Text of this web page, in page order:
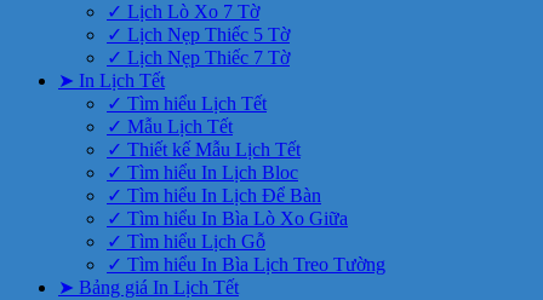
✓ Lịch Lò Xo 7 Tờ
✓ Lịch Nẹp Thiếc 5 Tờ
✓ Lịch Nẹp Thiếc 7 Tờ
➤ In Lịch Tết
✓ Tìm hiểu Lịch Tết
✓ Mẫu Lịch Tết
✓ Thiết kế Mẫu Lịch Tết
✓ Tìm hiểu In Lịch Bloc
✓ Tìm hiểu In Lịch Để Bàn
✓ Tìm hiểu In Bìa Lò Xo Giữa
✓ Tìm hiểu Lịch Gỗ
✓ Tìm hiểu In Bìa Lịch Treo Tường
➤ Bảng giá In Lịch Tết